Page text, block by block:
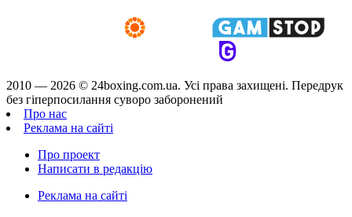
2010 — 2026 © 24boxing.com.ua. Усi права захищенi. Передрук
без гіперпосилання суворо заборонений
Про нас
Реклама на сайті
Про проект
Написати в редакцію
Реклама на сайті